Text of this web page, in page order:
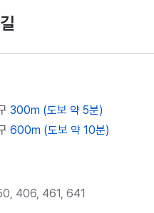
300m (도보 약 5분)
600m (도보 약 10분)
406, 461, 641